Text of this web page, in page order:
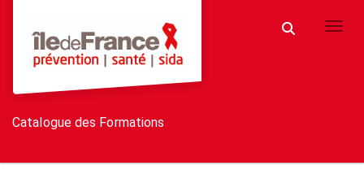
Catalogue des Formations